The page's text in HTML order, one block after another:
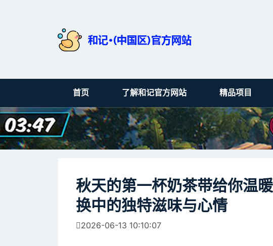
首页 了解和记官方网站 精品项目
秋天的第一杯奶茶带给你温
换中的独特滋味与心情
2026-06-13 10:10:07